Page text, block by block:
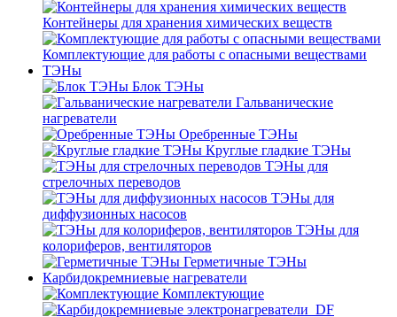
Контейнеры для хранения химических веществ
Комплектующие для работы с опасными веществами
ТЭНы
Блок ТЭНы
Гальванические
нагреватели
Оребренные ТЭНы
Круглые гладкие ТЭНы
ТЭНы для
стрелочных переводов
ТЭНы для
диффузионных насосов
ТЭНы для
колориферов, вентиляторов
Герметичные ТЭНы
Карбидокремниевые нагреватели
Комплектующие